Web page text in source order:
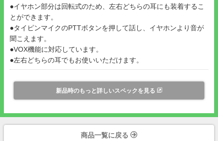
●イヤホン部分は回転式のため、左右どちらの耳にも装着するこ
とができます。
●タイピンマイクのPTTボタンを押して話し、イヤホンより音が
聞こえます。
●VOX機能に対応しています。
●左右どちらの耳でもお使いいただけます。
新品時のもっと詳しいスペックを見る
商品一覧に戻る